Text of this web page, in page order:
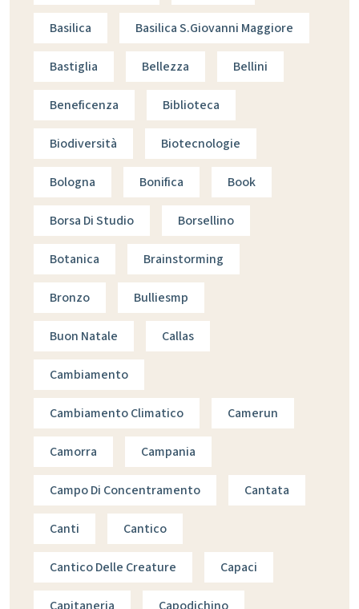
Basilica Basilica S.giovanni Maggiore
Bastiglia Bellezza Bellini
Beneficenza Biblioteca
Biodiversità Biotecnologie
Bologna Bonifica Book
Borsa Di Studio Borsellino
Botanica Brainstorming
Bronzo Bulliesmp
Buon Natale Callas
Cambiamento
Cambiamento Climatico Camerun
Camorra Campania
Campo Di Concentramento Cantata
Canti Cantico
Cantico Delle Creature Capaci